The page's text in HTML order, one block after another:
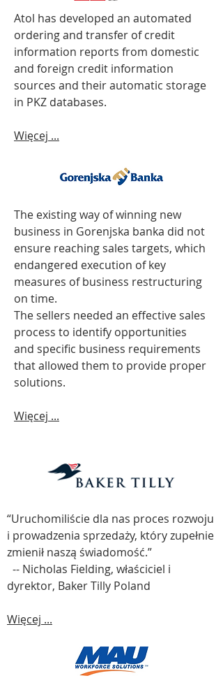
Atol has developed an automated
ordering and transfer of credit
information reports from domestic
and foreign credit information
sources and their automatic storage
in PKZ databases.
Więcej ...
The existing way of winning new
business in Gorenjska banka did not
ensure reaching sales targets, which
endangered execution of key
measures of business restructuring
on time.
The sellers needed an effective sales
process to identify opportunities
and specific business requirements
that allowed them to provide proper
solutions.
Więcej ...
“Uruchomiliście dla nas proces rozwoju
i prowadzenia sprzedaży, który zupełnie
zmienił naszą świadomość.”
-- Nicholas Fielding, właściciel i
dyrektor, Baker Tilly Poland
Więcej ...